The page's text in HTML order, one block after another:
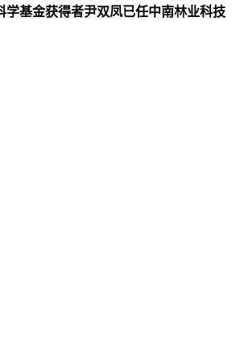
学基金获得者尹双凤已任中南林业科技